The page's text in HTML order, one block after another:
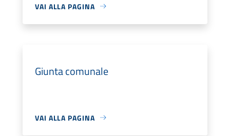
VAI ALLA PAGINA
Giunta comunale
VAI ALLA PAGINA